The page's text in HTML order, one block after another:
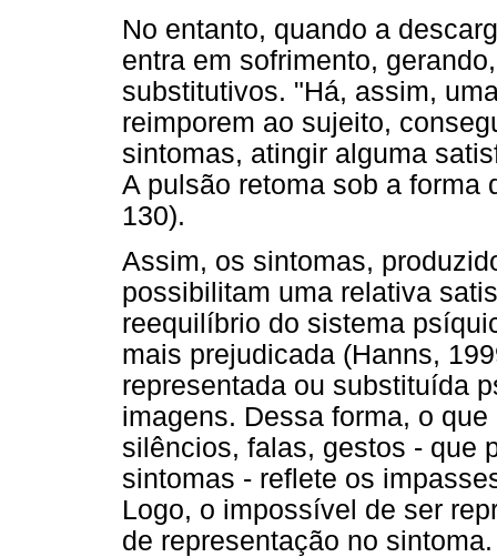
No entanto, quando a
entra em sofrimento,
substitutivos. "Há, assim,
reimporem ao sujeito,
sintomas, atingir alguma
A pulsão retoma sob a forma
130).
Assim, os sintomas,
possibilitam uma relativa
reequilíbrio do sistema
mais prejudicada (Hanns,
representada ou substituída
imagens. Dessa forma, o
silêncios, falas, gestos - que
sintomas - reflete os
Logo, o impossível de ser
de representação no sintoma.